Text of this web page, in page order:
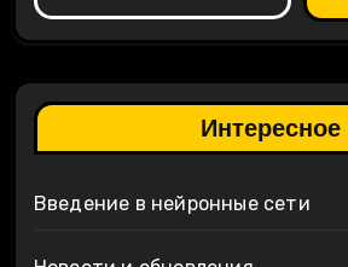
Интересное
Введение в нейронные сети